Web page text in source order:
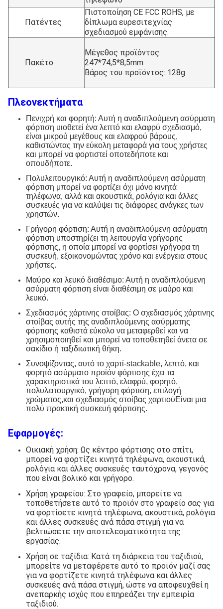
Πατέντες
Πιστοποίηση CE FCC ROHS, με
δίπλωμα ευρεσιτεχνίας
σχεδιασμού εμφάνισης.
Πακέτο
Μέγεθος προϊόντος:
247*74,5*8,5mm
Βάρος του προϊόντος: 128g
Πλεονεκτήματα
Πενιχρή και φορητή: Αυτή η αναδιπλούμενη ασύρματη
φόρτιση υιοθετεί ένα λεπτό και ελαφρύ σχεδιασμό,
είναι μικρού μεγέθους και ελαφρού βάρους,
καθιστώντας την εύκολη μεταφορά για τους χρήστες
και μπορεί να φορτιστεί οποτεδήποτε και
οπουδήποτε.
Πολυλειτουργικό: Αυτή η αναδιπλούμενη ασύρματη
φόρτιση μπορεί να φορτίζει όχι μόνο κινητά
τηλέφωνα, αλλά και ακουστικά, ρολόγια και άλλες
συσκευές για να καλύψει τις διάφορες ανάγκες των
χρηστών.
Γρήγορη φόρτιση: Αυτή η αναδιπλούμενη ασύρματη
φόρτιση υποστηρίζει τη λειτουργία γρήγορης
φόρτισης, η οποία μπορεί να φορτίσει γρήγορα τη
συσκευή, εξοικονομώντας χρόνο και ενέργεια στους
χρήστες.
Μαύρο και λευκό διαθέσιμο: Αυτή η αναδιπλούμενη
ασύρματη φόρτιση είναι διαθέσιμη σε μαύρο και
λευκό.
Σχεδιασμός χάρτινης στοίβας: Ο σχεδιασμός χάρτινης
στοίβας αυτής της αναδιπλούμενης ασύρματης
φόρτισης καθιστά εύκολο να μεταφερθεί και να
χρησιμοποιηθεί και μπορεί να τοποθετηθεί άνετα σε
σακίδιο ή ταξιδιωτική θήκη.
Συνοψίζοντας, αυτό το χαρτί-stackable, λεπτό, και
φορητό ασύρματο προϊόν φόρτισης έχει τα
χαρακτηριστικά του λεπτό, ελαφρύ, φορητό,
πολυλειτουργικό, γρήγορη φόρτιση, επιλογή
χρώματος,και σχεδιασμός στοίβας χαρτιούΕίναι μια
πολύ πρακτική συσκευή φόρτισης.
Εφαρμογές:
Οικιακή χρήση: Ως κέντρο φόρτισης στο σπίτι,
μπορεί να φορτίζει κινητά τηλέφωνα, ακουστικά,
ρολόγια και άλλες συσκευές ταυτόχρονα, γεγονός
που είναι βολικό και γρήγορο.
Χρήση γραφείου: Στο γραφείο, μπορείτε να
τοποθετήσετε αυτό το προϊόν στο γραφείο σας για
να φορτίσετε κινητά τηλέφωνα, ακουστικά, ρολόγια
και άλλες συσκευές ανά πάσα στιγμή για να
βελτιώσετε την αποτελεσματικότητα της
εργασίας.
Χρήση σε ταξίδια: Κατά τη διάρκεια του ταξιδιού,
μπορείτε να μεταφέρετε αυτό το προϊόν μαζί σας
για να φορτίζετε κινητά τηλέφωνα και άλλες
συσκευές ανά πάσα στιγμή, ώστε να αποφευχθεί η
ανεπαρκής ισχύς που επηρεάζει την εμπειρία
ταξιδιού.